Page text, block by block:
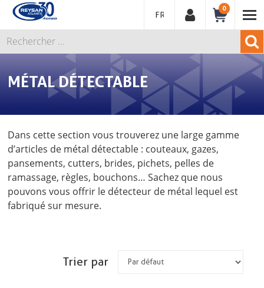
FRANÇAIS
0
MÉTAL DÉTECTABLE
Dans cette section vous trouverez une large gamme
d’articles de métal détectable : couteaux, gazes,
pansements, cutters, brides, pichets, pelles de
ramassage, règles, bouchons… Sachez que nous
pouvons vous offrir le détecteur de métal lequel est
fabriqué sur mesure.
Trier par